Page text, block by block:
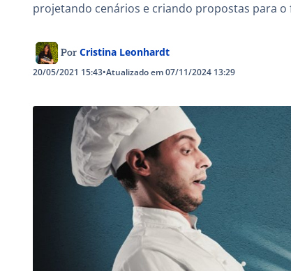
projetando cenários e criando propostas para o
Por Cristina Leonhardt
20/05/2021 15:43•Atualizado em 07/11/2024 13:29